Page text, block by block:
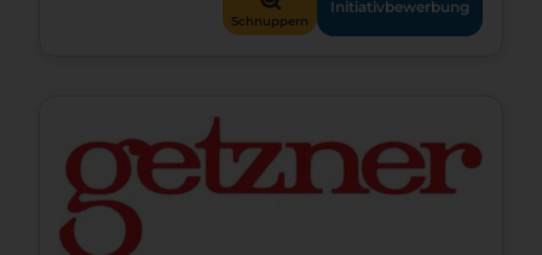
Schnuppern
Initiativbewerbung